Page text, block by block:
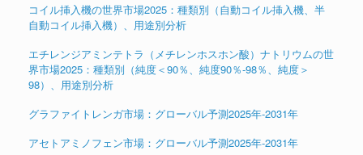
コイル挿入機の世界市場2025：種類別（自動コイル挿入機、半
自動コイル挿入機）、用途別分析
エチレンジアミンテトラ（メチレンホスホン酸）ナトリウムの世
界市場2025：種類別（純度＜90％、純度90％-98％、純度＞
98）、用途別分析
グラファイトレンガ市場：グローバル予測2025年-2031年
アセトアミノフェン市場：グローバル予測2025年-2031年